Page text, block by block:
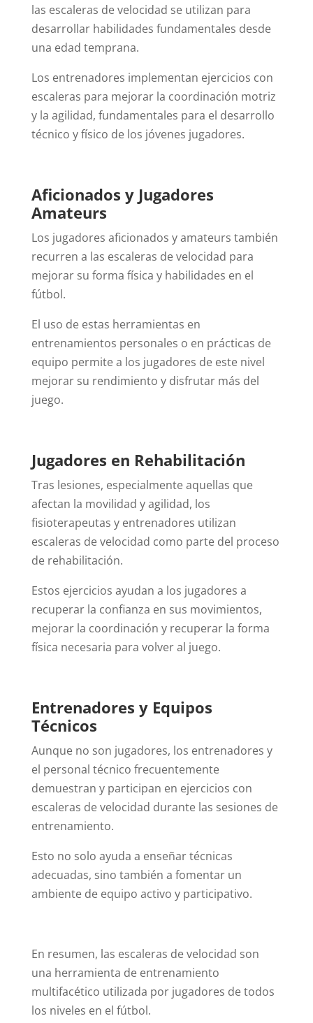
las escaleras de velocidad se utilizan para
desarrollar habilidades fundamentales desde
una edad temprana.
Los entrenadores implementan ejercicios con
escaleras para mejorar la coordinación motriz
y la agilidad, fundamentales para el desarrollo
técnico y físico de los jóvenes jugadores.
Aficionados y Jugadores
Amateurs
Los jugadores aficionados y amateurs también
recurren a las escaleras de velocidad para
mejorar su forma física y habilidades en el
fútbol.
El uso de estas herramientas en
entrenamientos personales o en prácticas de
equipo permite a los jugadores de este nivel
mejorar su rendimiento y disfrutar más del
juego.
Jugadores en Rehabilitación
Tras lesiones, especialmente aquellas que
afectan la movilidad y agilidad, los
fisioterapeutas y entrenadores utilizan
escaleras de velocidad como parte del proceso
de rehabilitación.
Estos ejercicios ayudan a los jugadores a
recuperar la confianza en sus movimientos,
mejorar la coordinación y recuperar la forma
física necesaria para volver al juego.
Entrenadores y Equipos
Técnicos
Aunque no son jugadores, los entrenadores y
el personal técnico frecuentemente
demuestran y participan en ejercicios con
escaleras de velocidad durante las sesiones de
entrenamiento.
Esto no solo ayuda a enseñar técnicas
adecuadas, sino también a fomentar un
ambiente de equipo activo y participativo.
En resumen, las escaleras de velocidad son
una herramienta de entrenamiento
multifacético utilizada por jugadores de todos
los niveles en el fútbol.